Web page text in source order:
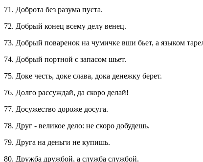
71. Доброта без разума пуста.
72. Добрый конец всему делу венец.
73. Добрый поваренок на чумичке вши бьет, а языком
74. Добрый портной с запасом шьет.
75. Доке честь, доке слава, дока денежку берет.
76. Долго рассуждай, да скоро делай!
77. Досужество дороже досуга.
78. Друг - великое дело: не скоро добудешь.
79. Друга на деньги не купишь.
80. Дружба дружбой, а служба службой.